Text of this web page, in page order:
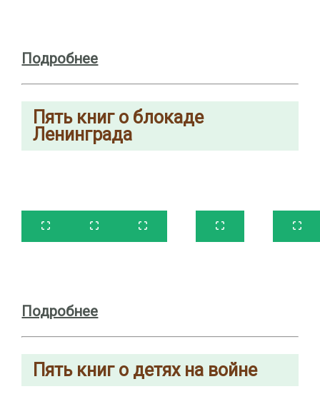
Подробнее
Пять книг о блокаде
Ленинграда
Подробнее
Пять книг о детях на войне